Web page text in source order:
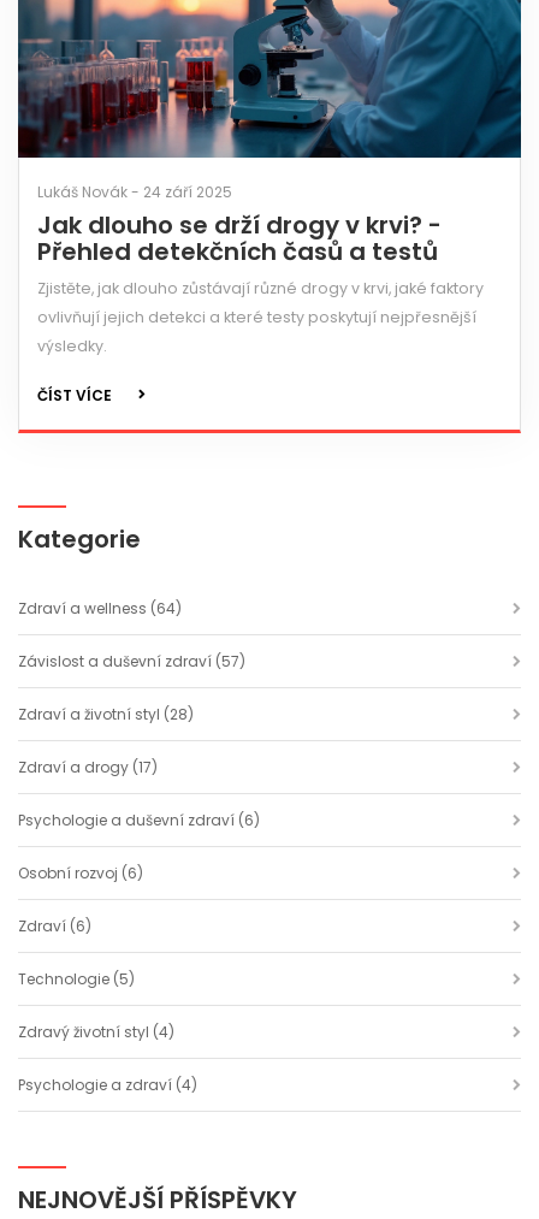
Lukáš Novák - 24 září 2025
Jak dlouho se drží drogy v krvi? -
Přehled detekčních časů a testů
Zjistěte, jak dlouho zůstávají různé drogy v krvi, jaké faktory
ovlivňují jejich detekci a které testy poskytují nejpřesnější
výsledky.
ČÍST VÍCE
Kategorie
Zdraví a wellness (64)
Závislost a duševní zdraví (57)
Zdraví a životní styl (28)
Zdraví a drogy (17)
Psychologie a duševní zdraví (6)
Osobní rozvoj (6)
Zdraví (6)
Technologie (5)
Zdravý životní styl (4)
Psychologie a zdraví (4)
NEJNOVĚJŠÍ PŘÍSPĚVKY